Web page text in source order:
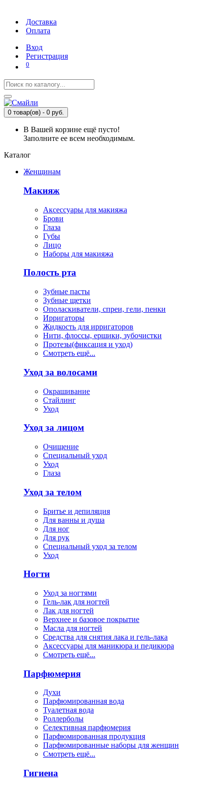
Доставка
Оплата
Вход
Регистрация
0
0 товар(ов) - 0 руб.
В Вашей корзине ещё пусто!
Заполните ее всем необходимым.
Каталог
Женщинам
Макияж
Аксессуары для макияжа
Брови
Глаза
Губы
Лицо
Наборы для макияжа
Полость рта
Зубные пасты
Зубные щетки
Ополаскиватели, спреи, гели, пенки
Ирригаторы
Жидкость для ирригаторов
Нити, флоссы, ершики, зубочистки
Протезы(фиксация и уход)
Смотреть ещё...
Уход за волосами
Окрашивание
Стайлинг
Уход
Уход за лицом
Очищение
Специальный уход
Уход
Глаза
Уход за телом
Бритье и депиляция
Для ванны и душа
Для ног
Для рук
Специальный уход за телом
Уход
Ногти
Уход за ногтями
Гель-лак для ногтей
Лак для ногтей
Верхнее и базовое покрытие
Масла для ногтей
Средства для снятия лака и гель-лака
Аксессуары для маникюра и педикюра
Смотреть ещё...
Парфюмерия
Духи
Парфюмированная вода
Туалетная вода
Роллерболы
Селективная парфюмерия
Парфюмированная продукция
Парфюмированные наборы для женщин
Смотреть ещё...
Гигиена